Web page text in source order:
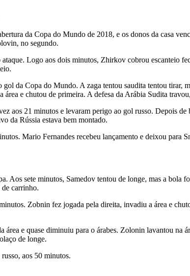
da Copa do Mundo de 2018, e os donos da casa
no segundo.
Logo aos dois minutos, Zhirkov cobrou escanteio
gol da Copa do Mundo. A zaga tentou saudita tentou
área e chutou de primeira. A defesa da Arábia Sudita
aos 21 minutos e levaram perigo ao gol russo. Depois
da Rússia estava bem montado.
Mario Fernandes recebeu lançamento e deixou
Aos sete minutos, Samedov tentou de longe, mas a
carrinho.
Zobnin fez jogada pela direita, invadiu a área e
área e quase diminuiu para o árabes. Zolonin lavantou
de longe.
aos 50 minutos.